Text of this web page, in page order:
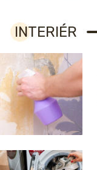
INTERIÉR